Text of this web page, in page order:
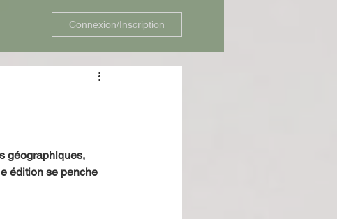
Connexion/Inscription
géographiques,
édition se penche